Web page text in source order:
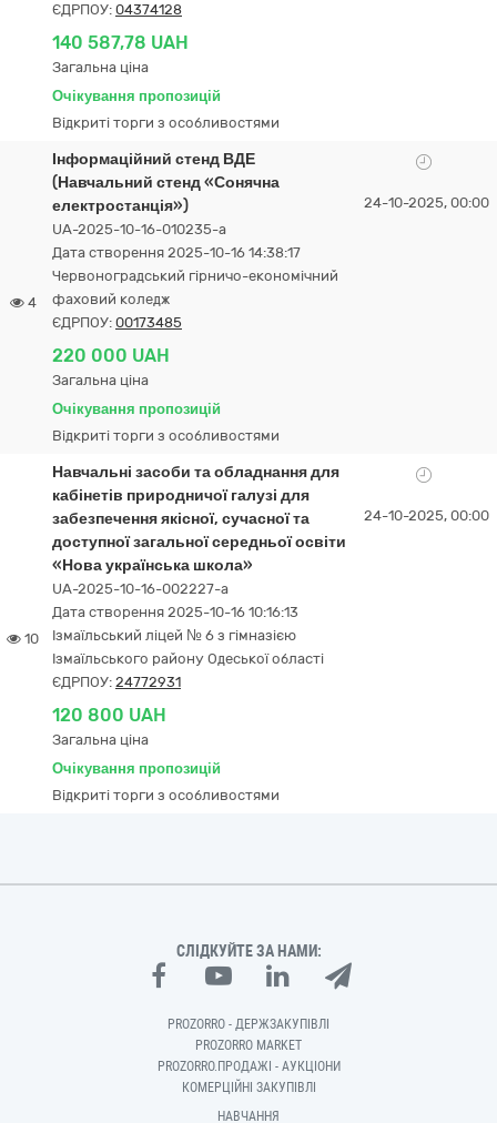
ЄДРПОУ: 04374128
140 587,78 UAH
Загальна ціна
Очікування пропозицій
Відкриті торги з особливостями
4
Інформаційний стенд ВДЕ
(Навчальний стенд «Сонячна
електростанція»)
UA-2025-10-16-010235-a
Дата створення 2025-10-16 14:38:17
Червоноградський гірничо-економічний
фаховий коледж
ЄДРПОУ: 00173485
220 000 UAH
Загальна ціна
Очікування пропозицій
Відкриті торги з особливостями
24-10-2025, 00:00
10
Навчальні засоби та обладнання для
кабінетів природничої галузі для
забезпечення якісної, сучасної та
доступної загальної середньої освіти
«Нова українська школа»
UA-2025-10-16-002227-a
Дата створення 2025-10-16 10:16:13
Ізмаїльський ліцей № 6 з гімназією
Ізмаїльського району Одеської області
ЄДРПОУ: 24772931
120 800 UAH
Загальна ціна
Очікування пропозицій
Відкриті торги з особливостями
24-10-2025, 00:00
СЛІДКУЙТЕ ЗА НАМИ:
PROZORRO - ДЕРЖЗАКУПІВЛІ
PROZORRO MARKET
PROZORRO.ПРОДАЖІ - АУКЦІОНИ
КОМЕРЦІЙНІ ЗАКУПІВЛІ
НАВЧАННЯ